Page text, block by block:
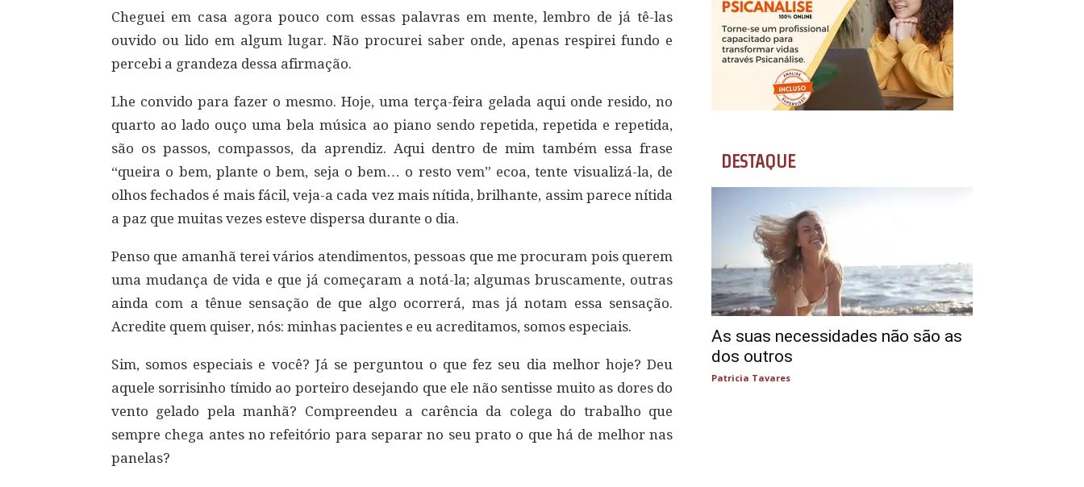
Cheguei em casa agora pouco com essas palavras em mente, lembro de já tê-las
ouvido ou lido em algum lugar. Não procurei saber onde, apenas respirei fundo e
percebi a grandeza dessa afirmação.
Lhe convido para fazer o mesmo. Hoje, uma terça-feira gelada aqui onde resido, no
quarto ao lado ouço uma bela música ao piano sendo repetida, repetida e repetida,
são os passos, compassos, da aprendiz. Aqui dentro de mim também essa frase
“queira o bem, plante o bem, seja o bem… o resto vem” ecoa, tente visualizá-la, de
olhos fechados é mais fácil, veja-a cada vez mais nítida, brilhante, assim parece nítida
a paz que muitas vezes esteve dispersa durante o dia.
Penso que amanhã terei vários atendimentos, pessoas que me procuram pois querem
uma mudança de vida e que já começaram a notá-la; algumas bruscamente, outras
ainda com a tênue sensação de que algo ocorrerá, mas já notam essa sensação.
Acredite quem quiser, nós: minhas pacientes e eu acreditamos, somos especiais.
Sim, somos especiais e você? Já se perguntou o que fez seu dia melhor hoje? Deu
aquele sorrisinho tímido ao porteiro desejando que ele não sentisse muito as dores do
vento gelado pela manhã? Compreendeu a carência da colega do trabalho que
sempre chega antes no refeitório para separar no seu prato o que há de melhor nas
panelas?
DESTAQUE
As suas necessidades não são as
dos outros
Patricia Tavares